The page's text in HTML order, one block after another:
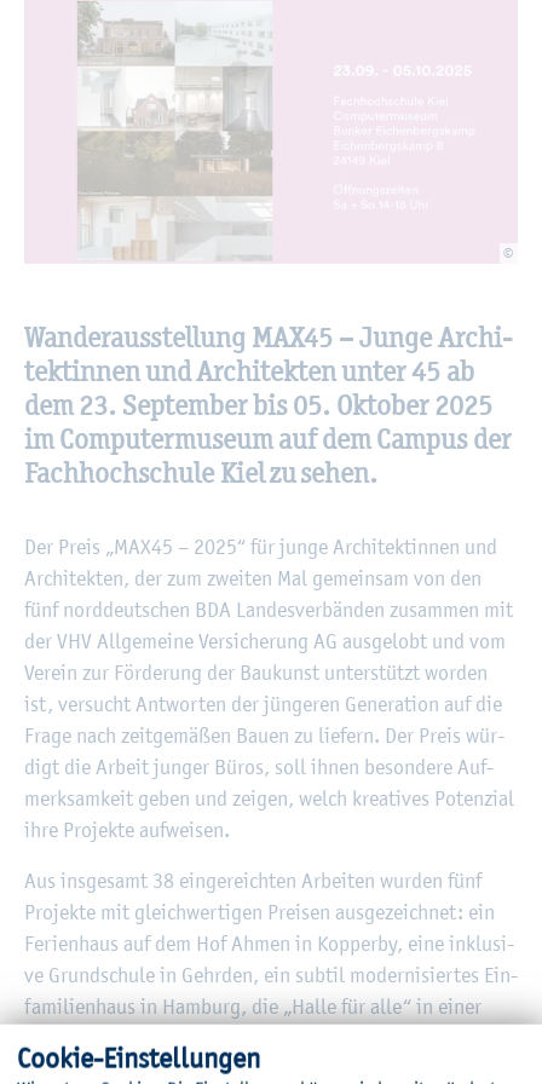
©
Wan­der­aus­stel­lung MAX45 – Junge Ar­chi­
tek­tin­nen und Ar­chi­tek­ten unter 45 ab
dem 23. Sep­tem­ber bis 05. Ok­to­ber 2025
imCom­pu­ter­mu­se­um auf dem Cam­pus der
Fach­hoch­schu­le Kiel zu sehen.
Der Preis „MAX45 – 2025“ für junge Ar­chi­tek­tin­nen und
Ar­chi­tek­ten, der zum zwei­ten Mal ge­mein­sam von den
fünf nord­deut­schen BDA Lan­des­ver­bän­den zu­sam­men mit
der VHV All­ge­mei­ne Ver­si­che­rung AG aus­ge­lobt und vom
Ver­ein zur För­de­rung der Bau­kunst un­ter­stützt wor­den
ist, ver­sucht Ant­wor­ten der jün­ge­ren Ge­ne­ra­ti­on auf die
Frage nach zeit­ge­mä­ßen Bauen zu lie­fern. Der Preis wür­
digt die Ar­beit jun­ger Büros, soll ihnen be­son­de­re Auf­
merk­sam­keit geben und zei­gen, welch krea­ti­ves Po­ten­zi­al
ihre Pro­jek­te auf­wei­sen.
Aus ins­ge­samt 38 ein­ge­reich­ten Ar­bei­ten wur­den fünf
Pro­jek­te mit gleich­wer­ti­gen Prei­sen aus­ge­zeich­net: ein
Fe­ri­en­haus auf dem Hof Ahmen in Kop­per­by, eine in­klu­si­
ve Grund­schu­le in Gehr­den, ein sub­til mo­der­ni­sier­tes Ein­
fa­mi­li­en­haus in Ham­burg, die „Halle für alle“ in einer
over“, ein Pop-up-Café mit Büro im ehe­ma­li­gen La­den­lo­
Coo­kie-Ein­stel­lun­gen